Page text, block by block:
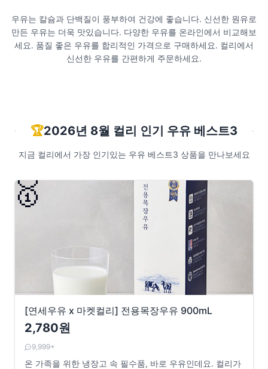
우유는 칼슘과 단백질이 풍부하여 건강에 좋습니다. 신선한 원유로
만든 우유는 더욱 맛있습니다. 다양한 우유를 온라인에서 비교해보
세요. 품질 좋은 우유를 합리적인 가격으로 구매하세요. 컬리에서
신선한 우유를 간편하게 주문하세요.
🏆2026년 8월 컬리 인기 우유 베스트3
지금 컬리에서 가장 인기있는 우유 베스트3 상품을 만나보세요
🥇
[연세우유 x 마켓컬리] 전용목장우유 900mL
2,780원
9,999+
온 가족을 위한 냉장고 속 필수품, 바로 우유인데요. 컬리가